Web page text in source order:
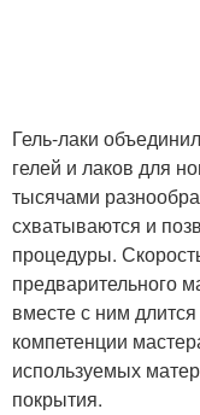
Гель-лаки
гелей и лаков для
тысячами
схватываются и
процедуры.
предварительного
вместе с ним
компетенции
используемых
покрытия.